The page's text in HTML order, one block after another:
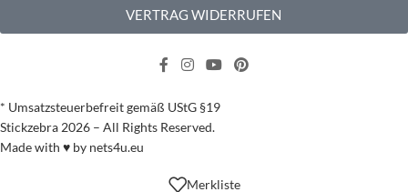
VERTRAG WIDERRUFEN
* Umsatzsteuerbefreit gemäß UStG §19
Stickzebra 2026 – All Rights Reserved.
Made with ♥ by nets4u.eu
Merkliste